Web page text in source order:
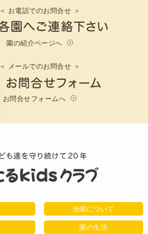
＜ お電話でのお問合せ ＞
園の紹介ページへ
＜ メールでのお問合せ ＞
お問合せフォームへ
当園について
園の生活